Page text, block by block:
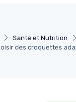
Santé et Nutrition
des croquettes